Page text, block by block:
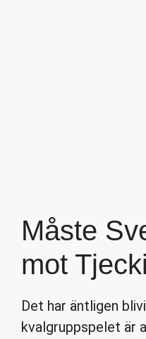
Måste
mot
Det har äntligen
kvalgruppspelet är